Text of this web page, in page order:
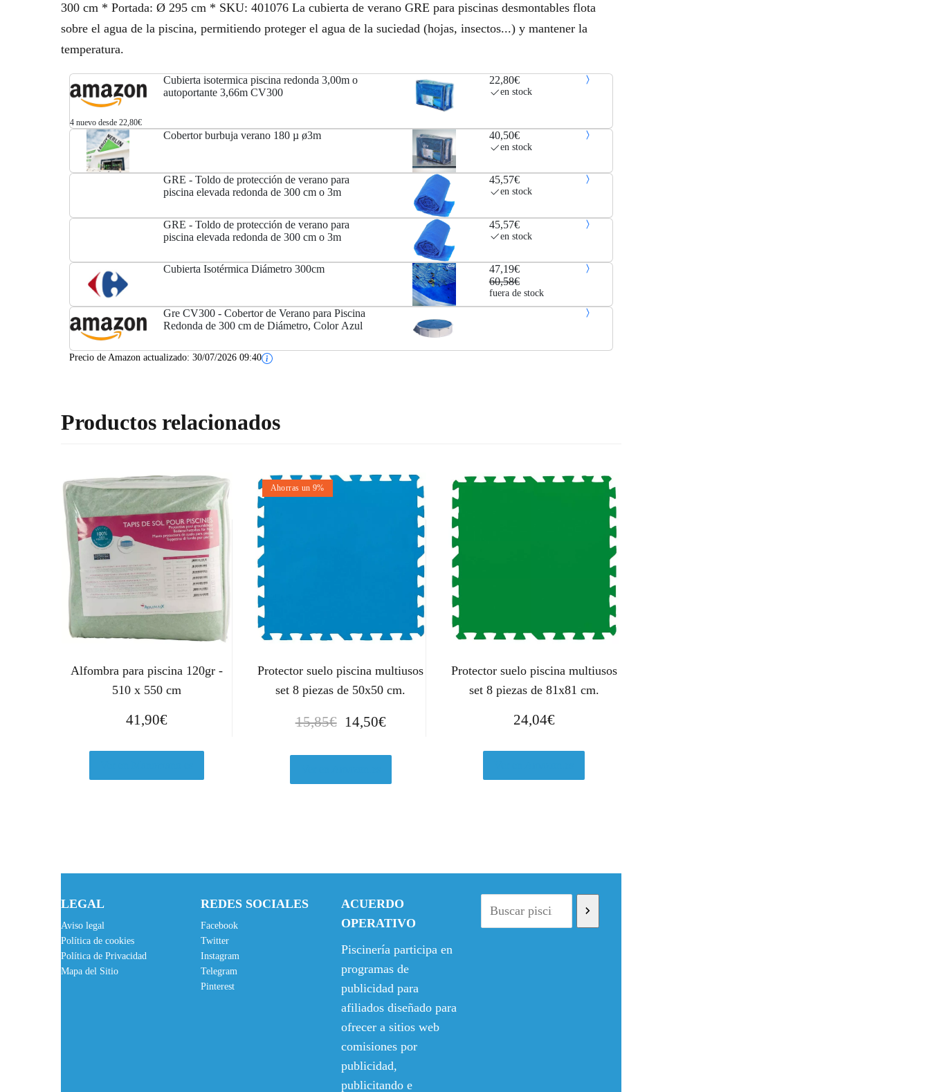
300 cm * Portada: Ø 295 cm * SKU: 401076 La cubierta de verano GRE para piscinas desmontables flota
sobre el agua de la piscina, permitiendo proteger el agua de la suciedad (hojas, insectos...) y mantener la
temperatura.
Cubierta isotermica piscina redonda 3,00m o
autoportante 3,66m CV300
22,80€
en stock
4 nuevo desde 22,80€
Cobertor burbuja verano 180 µ ø3m 40,50€
en stock
GRE - Toldo de protección de verano para
piscina elevada redonda de 300 cm o 3m
45,57€
en stock
GRE - Toldo de protección de verano para
piscina elevada redonda de 300 cm o 3m
45,57€
en stock
Cubierta Isotérmica Diámetro 300cm
47,19€
60,58€
fuera de stock
Gre CV300 - Cobertor de Verano para Piscina
Redonda de 300 cm de Diámetro, Color Azul
Precio de Amazon actualizado: 30/07/2026 09:40
Productos relacionados
Alfombra para piscina 120gr -
510 x 550 cm
41,90€
Ahorras un 9%
Protector suelo piscina multiusos
set 8 piezas de 50x50 cm.
15,85€ E
p
e
r
g
i
n
l
e
r
a
:
1
5
14,50€E
p
e
c
u
a
l
s
:
1
4
,
5
0
Protector suelo piscina multiusos
set 8 piezas de 81x81 cm.
24,04€
LEGAL
Aviso legal
Política de cookies
Política de Privacidad
Mapa del Sitio
REDES SOCIALES
Facebook
Twitter
Instagram
Telegram
Pinterest
ACUERDO
OPERATIVO
Piscinería participa en
programas de
publicidad para
afiliados diseñado para
ofrecer a sitios web
comisiones por
publicidad,
publicitando e